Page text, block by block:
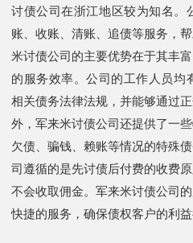
讨债公司在浙江地区较为知名。
账、收账、清账、追债等服务，
米讨债公司的主要优势在于其丰
的服务效率。公司的工作人员均
相关债务法律法规，并能够通过
外，军来米讨债公司还提供了一
欠债、骗钱、赖账等情况的特殊
司遵循的是先讨债后付费的收费
不会收取佣金。军来米讨债公司
快捷的服务，确保债权客户的利益